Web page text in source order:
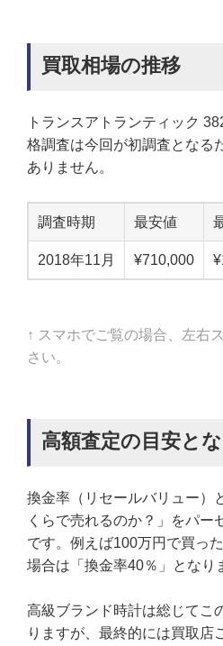
買取相場の推移
トランスアトランティック
格調査は今回が初調査となる
ありません。
調査時期 最安値
2018年11月 ¥710,000
↑ スマホでご覧の場合、左右
さい。
高額査定の目安と
換金率（リセールバリュー）
くらで売れるのか？」をパー
です。例えば100万円で買っ
場合は「換金率40％」となり
高級ブランド時計は総じてこ
りますが、最終的には買取店